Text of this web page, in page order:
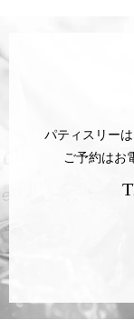
パティスリー
ご予約はお